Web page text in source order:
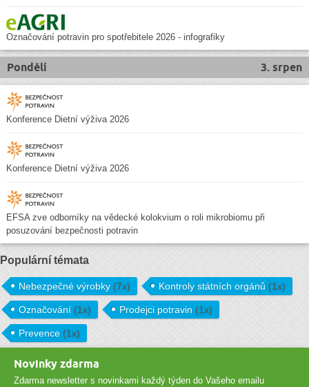
Označování potravin pro spotřebitele 2026 - infografiky
3. srpen
Pondělí
Konference Dietní výživa 2026
Konference Dietní výživa 2026
EFSA zve odborníky na vědecké kolokvium o roli mikrobiomu při
posuzování bezpečnosti potravin
Populární témata
Nebezpečné výrobky (7x) Kontroly státních orgánů (1x)
Označování (1x) Prodejci potravin (1x)
Prevence (1x)
Novinky zdarma
Zdarma newsletter s novinkami každý týden do Vašeho emailu